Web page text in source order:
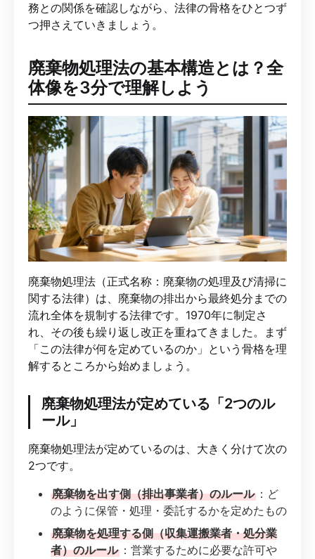
務との関係を確認しながら、法律の骨格をひとつず
つ押さえていきましょう。
廃棄物処理法の基本構造とは？全
体像を3分で理解しよう
廃棄物処理法（正式名称：廃棄物の処理及び清掃に
関する法律）は、廃棄物の排出から最終処分までの
流れ全体を規制する法律です。1970年に制定さ
れ、その後も繰り返し改正を重ねてきました。まず
「この法律が何を定めているのか」という骨格を理
解するところから始めましょう。
廃棄物処理法が定めている「2つのル
ール」
廃棄物処理法が定めているのは、大きく分けて次の
2つです。
廃棄物を出す側（排出事業者）のルール ：ど
のように保管・処理・委託するかを定めたもの
廃棄物を処理する側（収集運搬業者・処分業
者）のルール ：営業するために必要な許可や